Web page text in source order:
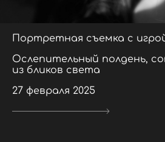
Портретная съемка с
Ослепительный полдень,
из бликов света
27 февраля 2025